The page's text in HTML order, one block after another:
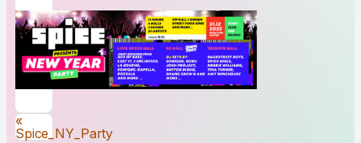
Navigare în articole
«
Spice_NY_Party